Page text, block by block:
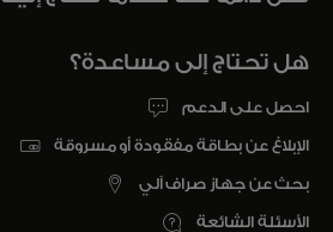
هل تحتاج إلى مساعدة؟
احصل على الدعم
الإبلاغ عن بطاقة مفقودة أو مسروقة
بحث عن جهاز صراف آلي
الأسئلة الشائعة